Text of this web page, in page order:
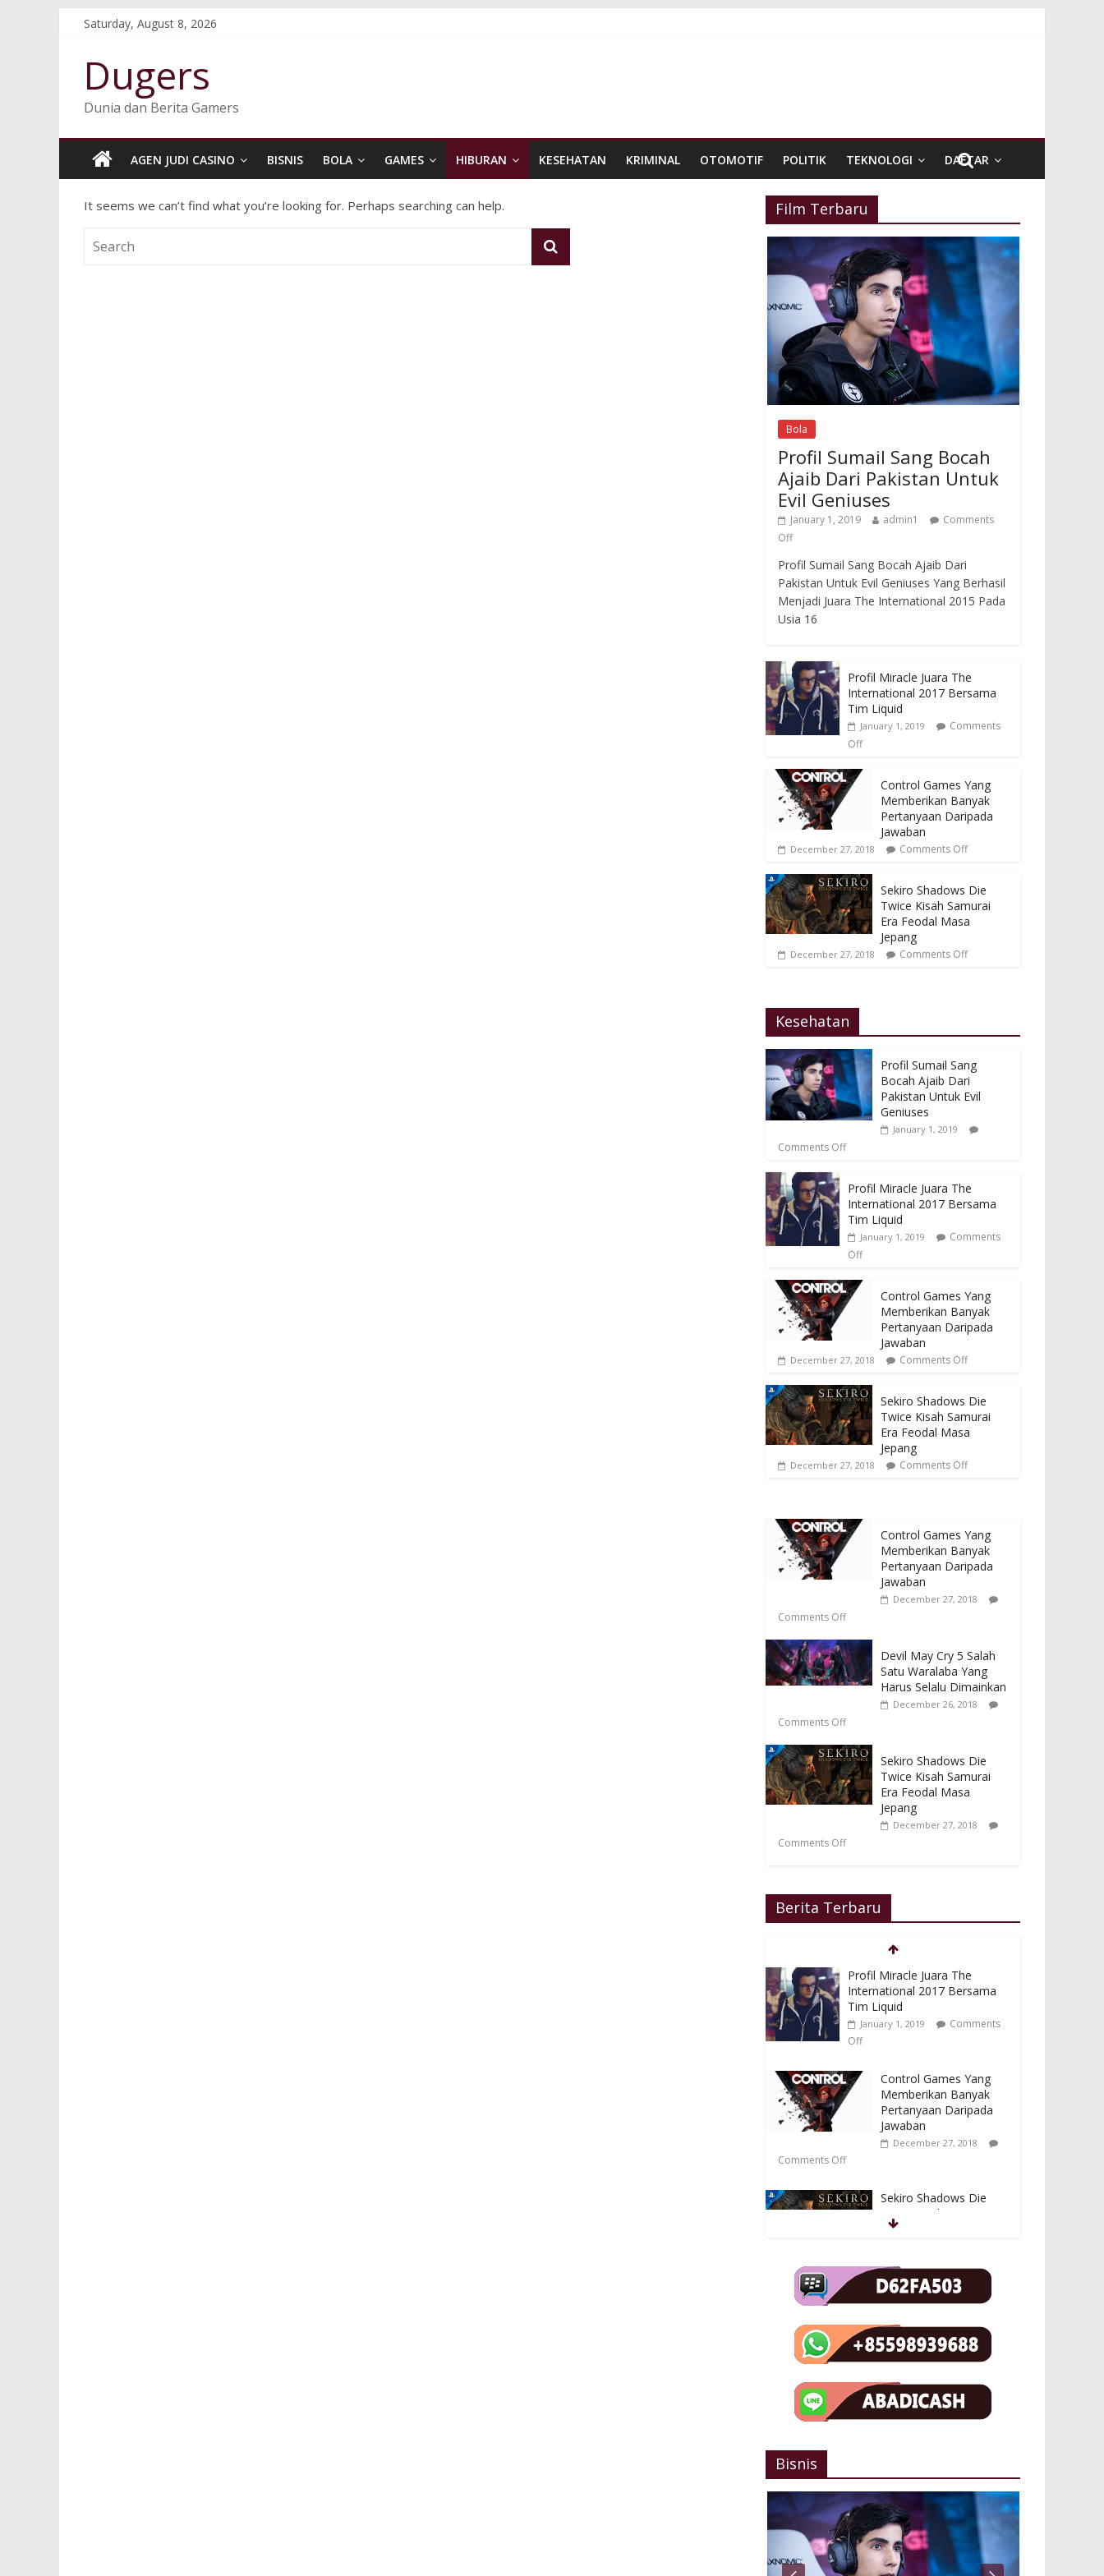
Saturday, August 8, 2026
Dugers
Dunia dan Berita Gamers
AGEN JUDI CASINO BISNIS BOLA GAMES HIBURAN KESEHATAN KRIMINAL OTOMOTIF POLITIK TEKNOLOGI DAFTAR
It seems we can’t find what you’re looking for. Perhaps searching can help. Film Terbaru
Bola
Profil Sumail Sang Bocah
Ajaib Dari Pakistan Untuk
Evil Geniuses
January 1, 2019 admin1
Comments
Off
Profil Sumail Sang Bocah Ajaib Dari
Pakistan Untuk Evil Geniuses Yang Berhasil
Menjadi Juara The International 2015 Pada
Usia 16
Profil Miracle Juara The
International 2017 Bersama
Tim Liquid
January 1, 2019
Comments
Off
Control Games Yang
Memberikan Banyak
Pertanyaan Daripada
Jawaban
December 27, 2018 Comments Off
Sekiro Shadows Die
Twice Kisah Samurai
Era Feodal Masa
Jepang
December 27, 2018 Comments Off
Kesehatan
Profil Sumail Sang
Bocah Ajaib Dari
Pakistan Untuk Evil
Geniuses
January 1, 2019
Comments Off
Profil Miracle Juara The
International 2017 Bersama
Tim Liquid
January 1, 2019
Comments
Off
Control Games Yang
Memberikan Banyak
Pertanyaan Daripada
Jawaban
December 27, 2018 Comments Off
Sekiro Shadows Die
Twice Kisah Samurai
Era Feodal Masa
Jepang
December 27, 2018 Comments Off
Control Games Yang
Memberikan Banyak
Pertanyaan Daripada
Jawaban
December 27, 2018
Comments Off
Devil May Cry 5 Salah
Satu Waralaba Yang
Harus Selalu Dimainkan
December 26, 2018
Comments Off
Sekiro Shadows Die
Twice Kisah Samurai
Era Feodal Masa
Jepang
December 27, 2018
Comments Off
Berita Terbaru
Profil Miracle Juara The
International 2017 Bersama
Tim Liquid
January 1, 2019
Comments
Off
Control Games Yang
Memberikan Banyak
Pertanyaan Daripada
Jawaban
December 27, 2018
Comments Off
Sekiro Shadows Die
Twice Kisah Samurai
Era Feodal Masa
Comments Off
Kisah Lanjutan Saga
Pencarian Dark Seeker
December 26, 2018
Comments Off
Profil Sumail Sang
Comments Off
Bisnis